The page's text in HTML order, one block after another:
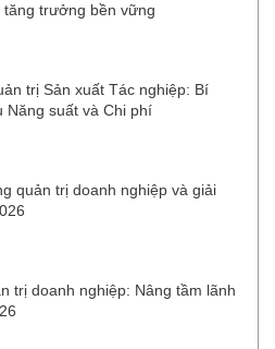
tăng trưởng bền vững
trị Sản xuất Tác nghiệp: Bí
Năng suất và Chi phí
quản trị doanh nghiệp và giải
trị doanh nghiệp: Nâng tầm lãnh